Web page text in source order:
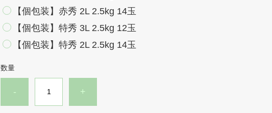
【個包装】赤秀 2L 2.5kg 14玉
【個包装】特秀 3L 2.5kg 12玉
【個包装】特秀 2L 2.5kg 14玉
数量
- +